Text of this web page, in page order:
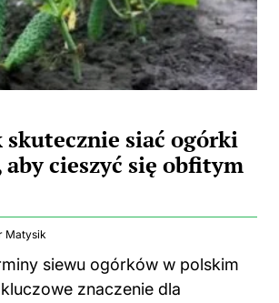
siać ogórki
cieszyć się obfitym
Matysik
siewu ogórków w polskim
znaczenie dla